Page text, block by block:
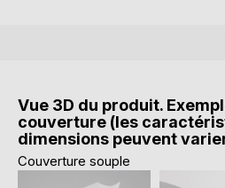
Vue 3D du produit.
couverture (les
dimensions peuvent
Couverture souple